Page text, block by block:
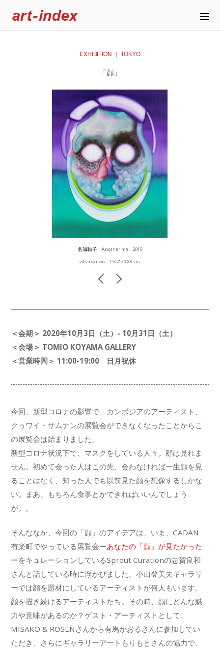
EXHIBITION ｜ TOKYO
「顔」
名知聡子 Another me 2019
oil on canvas 116.7 x 90.0 cm
＜会期＞ 2020年10月3日（土）- 10月31日（土）
＜会場＞ TOMIO KOYAMA GALLERY
＜営業時間＞ 11:00-19:00 日月祝休
今回、新型コロナの影響で、カンボジアのアーティスト、
クゥワイ・サムナンの展覧会ができなくなったことからこ
の展覧会は始まりました。
新型コロナ状況下で、マスクをしている人々。顔は見れま
せん。初めて会った人はこの先、会わなければ一生顔を見
ることはなく、知った人でも以前見た顔を想像するしかな
い。まあ、もちろん食事とかできればいいんでしょう
が。。
そんななか、今回の「顔」のアイデアは、いま、CADAN
有楽町でやっている展覧会ーあなたの「顔」が見たかった
ーをキュレーションしているSprout Curationの志賀良和
さんと話している時に浮かびました。小山登美夫ギャラリ
ーでは顔を題材にしているアーティストが何人もいます。
顔を描き続けるアーティストたち。その時、顔にどんな魅
力や意味があるのか？ゲスト・アーティストとして、
MISAKO & ROSENさんから有馬かおるさんに参加してい
ただき、さらにギャラリーアートもりもとさんの協力で、